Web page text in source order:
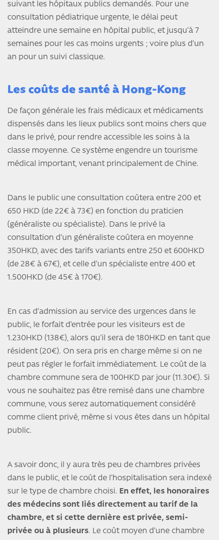
suivant les hôpitaux publics demandés. Pour une
consultation pédiatrique urgente, le délai peut
atteindre une semaine en hôpital public, et jusqu’à 7
semaines pour les cas moins urgents ; voire plus d’un
an pour un suivi classique.
Les coûts de santé à Hong-Kong
De façon générale les frais médicaux et médicaments
dispensés dans les lieux publics sont moins chers que
dans le privé, pour rendre accessible les soins à la
classe moyenne. Ce système engendre un tourisme
médical important, venant principalement de Chine.
Dans le public une consultation coûtera entre 200 et
650 HKD (de 22€ à 73€) en fonction du praticien
(généraliste ou spécialiste). Dans le privé la
consultation d’un généraliste coûtera en moyenne
350HKD, avec des tarifs variants entre 250 et 600HKD
(de 28€ à 67€), et celle d’un spécialiste entre 400 et
1.500HKD (de 45€ à 170€).
En cas d’admission au service des urgences dans le
public, le forfait d’entrée pour les visiteurs est de
1.230HKD (138€), alors qu’il sera de 180HKD en tant que
résident (20€). On sera pris en charge même si on ne
peut pas régler le forfait immédiatement. Le coût de la
chambre commune sera de 100HKD par jour (11.30€). Si
vous ne souhaitez pas être remisé dans une chambre
commune, vous serez automatiquement considéré
comme client privé, même si vous êtes dans un hôpital
public.
A savoir donc, il y aura très peu de chambres privées
dans le public, et le coût de l’hospitalisation sera indexé
sur le type de chambre choisi. En effet, les honoraires
des médecins sont liés directement au tarif de la
chambre, et si cette dernière est privée, semi-
privée ou à plusieurs. Le coût moyen d’une chambre